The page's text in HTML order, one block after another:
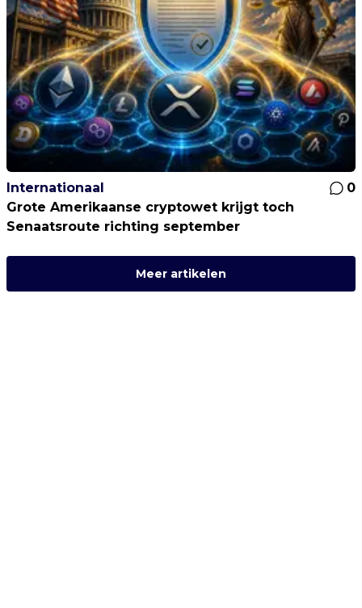
Internationaal
0
Grote Amerikaanse cryptowet krijgt toch
Senaatsroute richting september
Meer artikelen